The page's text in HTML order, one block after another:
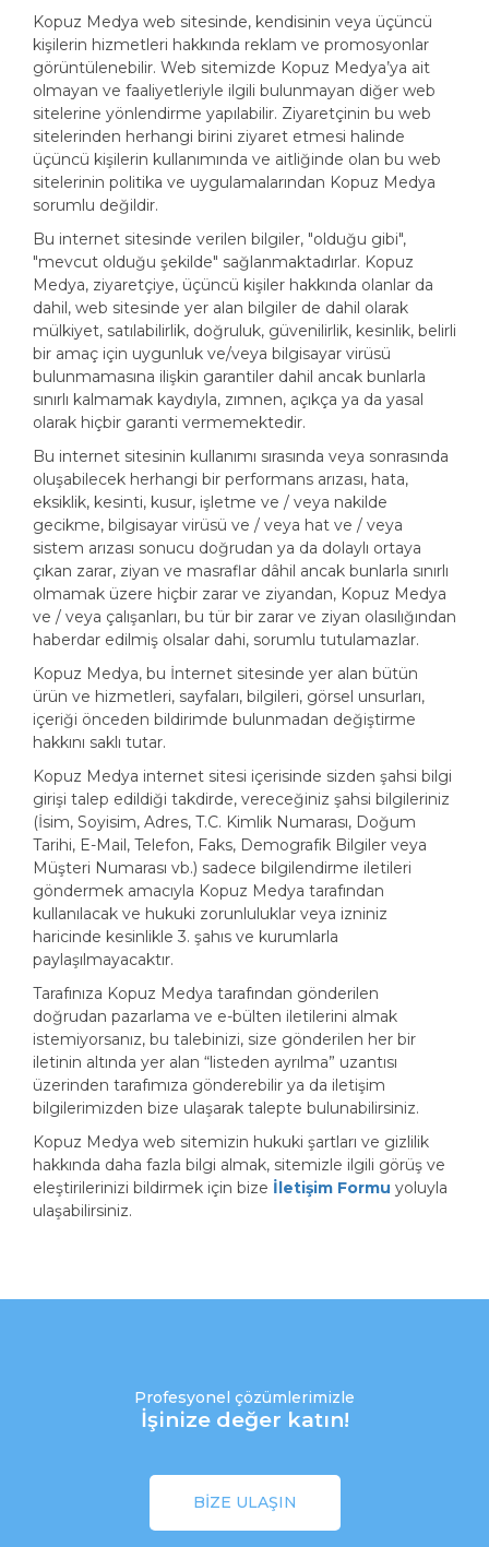
Kopuz Medya web sitesinde, kendisinin veya üçüncü
kişilerin hizmetleri hakkında reklam ve promosyonlar
görüntülenebilir. Web sitemizde Kopuz Medya’ya ait
olmayan ve faaliyetleriyle ilgili bulunmayan diğer web
sitelerine yönlendirme yapılabilir. Ziyaretçinin bu web
sitelerinden herhangi birini ziyaret etmesi halinde
üçüncü kişilerin kullanımında ve aitliğinde olan bu web
sitelerinin politika ve uygulamalarından Kopuz Medya
sorumlu değildir.
Bu internet sitesinde verilen bilgiler, "olduğu gibi",
"mevcut olduğu şekilde" sağlanmaktadırlar. Kopuz
Medya, ziyaretçiye, üçüncü kişiler hakkında olanlar da
dahil, web sitesinde yer alan bilgiler de dahil olarak
mülkiyet, satılabilirlik, doğruluk, güvenilirlik, kesinlik, belirli
bir amaç için uygunluk ve/veya bilgisayar virüsü
bulunmamasına ilişkin garantiler dahil ancak bunlarla
sınırlı kalmamak kaydıyla, zımnen, açıkça ya da yasal
olarak hiçbir garanti vermemektedir.
Bu internet sitesinin kullanımı sırasında veya sonrasında
oluşabilecek herhangi bir performans arızası, hata,
eksiklik, kesinti, kusur, işletme ve / veya nakilde
gecikme, bilgisayar virüsü ve / veya hat ve / veya
sistem arızası sonucu doğrudan ya da dolaylı ortaya
çıkan zarar, ziyan ve masraflar dâhil ancak bunlarla sınırlı
olmamak üzere hiçbir zarar ve ziyandan, Kopuz Medya
ve / veya çalışanları, bu tür bir zarar ve ziyan olasılığından
haberdar edilmiş olsalar dahi, sorumlu tutulamazlar.
Kopuz Medya, bu İnternet sitesinde yer alan bütün
ürün ve hizmetleri, sayfaları, bilgileri, görsel unsurları,
içeriği önceden bildirimde bulunmadan değiştirme
hakkını saklı tutar.
Kopuz Medya internet sitesi içerisinde sizden şahsi bilgi
girişi talep edildiği takdirde, vereceğiniz şahsi bilgileriniz
(İsim, Soyisim, Adres, T.C. Kimlik Numarası, Doğum
Tarihi, E-Mail, Telefon, Faks, Demografik Bilgiler veya
Müşteri Numarası vb.) sadece bilgilendirme iletileri
göndermek amacıyla Kopuz Medya tarafından
kullanılacak ve hukuki zorunluluklar veya izniniz
haricinde kesinlikle 3. şahıs ve kurumlarla
paylaşılmayacaktır.
Tarafınıza Kopuz Medya tarafından gönderilen
doğrudan pazarlama ve e-bülten iletilerini almak
istemiyorsanız, bu talebinizi, size gönderilen her bir
iletinin altında yer alan “listeden ayrılma” uzantısı
üzerinden tarafımıza gönderebilir ya da iletişim
bilgilerimizden bize ulaşarak talepte bulunabilirsiniz.
Kopuz Medya web sitemizin hukuki şartları ve gizlilik
hakkında daha fazla bilgi almak, sitemizle ilgili görüş ve
eleştirilerinizi bildirmek için bize İletişim Formu yoluyla
ulaşabilirsiniz.
Profesyonel çözümlerimizle
İşinize değer katın!
BIZE ULAŞIN